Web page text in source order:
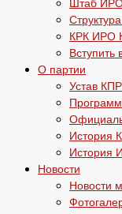
Штаб
КРК ИРО
О партии
Устав
История
История
Новости
Новости